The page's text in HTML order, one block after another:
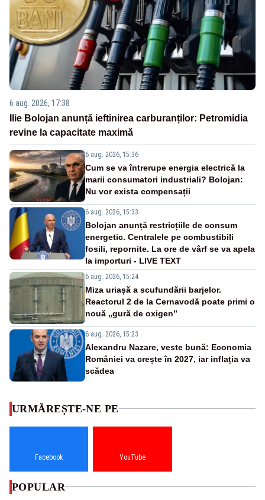
6 aug. 2026, 17:38
Ilie Bolojan anunță ieftinirea carburanților: Petromidia
revine la capacitate maximă
6 aug. 2026, 15:36
Cum se va întrerupe energia electrică la
marii consumatori industriali? Bolojan:
Nu vor exista compensații
6 aug. 2026, 15:33
Bolojan anunță restricțiile de consum
energetic. Centralele pe combustibili
fosili, repornite. La ore de vârf se va apela
la importuri - LIVE TEXT
6 aug. 2026, 15:24
Miza uriașă a scufundării barjelor.
Reactorul 2 de la Cernavodă poate primi o
nouă „gură de oxigen”
6 aug. 2026, 15:23
Alexandru Nazare, veste bună: Economia
României va crește în 2027, iar inflația va
scădea
URMĂREȘTE-NE PE
Facebook YouTube
POPULAR